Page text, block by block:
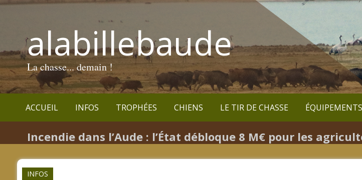
alabillebaude
La chasse... demain !
ACCUEIL INFOS TROPHÉES CHIENS LE TIR DE CHASSE ÉQUIPEMENTS
Incendie dans l’Aude : l’État débloque 8 M€ pour les
INFOS